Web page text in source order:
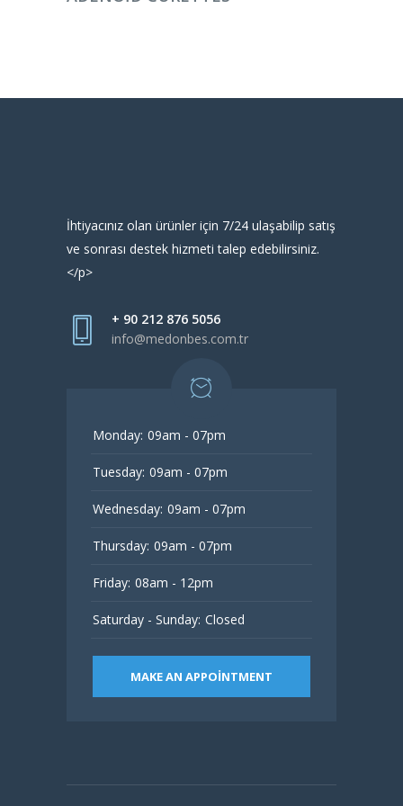
İhtiyacınız olan ürünler için 7/24 ulaşabilip satış
ve sonrası destek hizmeti talep edebilirsiniz.
</p>
+ 90 212 876 5056
info@medonbes.com.tr
Monday: 09am - 07pm
Tuesday: 09am - 07pm
Wednesday: 09am - 07pm
Thursday: 09am - 07pm
Friday: 08am - 12pm
Saturday - Sunday: Closed
MAKE AN APPOINTMENT